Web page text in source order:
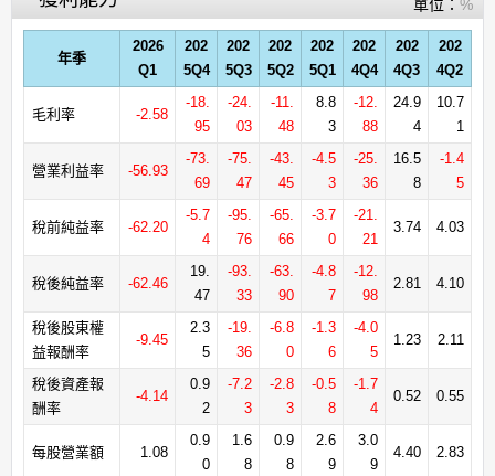
單位： %
年季
2026
Q1
202
5Q4
202
5Q3
202
5Q2
202
5Q1
202
4Q4
202
4Q3
202
4Q2
毛利率 -2.58
-18.
95
-24.
03
-11.
48
8.8
3
-12.
88
24.9
4
10.7
1
營業利益率 -56.93
-73.
69
-75.
47
-43.
45
-4.5
3
-25.
36
16.5
8
-1.4
5
稅前純益率 -62.20
-5.7
4
-95.
76
-65.
66
-3.7
0
-21.
21
3.74 4.03
稅後純益率 -62.46
19.
47
-93.
33
-63.
90
-4.8
7
-12.
98
2.81 4.10
稅後股東權
益報酬率
-9.45
2.3
5
-19.
36
-6.8
0
-1.3
6
-4.0
5
1.23 2.11
稅後資產報
酬率
-4.14
0.9
2
-7.2
3
-2.8
3
-0.5
8
-1.7
4
0.52 0.55
每股營業額 1.08
0.9
0
1.6
8
0.9
8
2.6
9
3.0
9
4.40 2.83